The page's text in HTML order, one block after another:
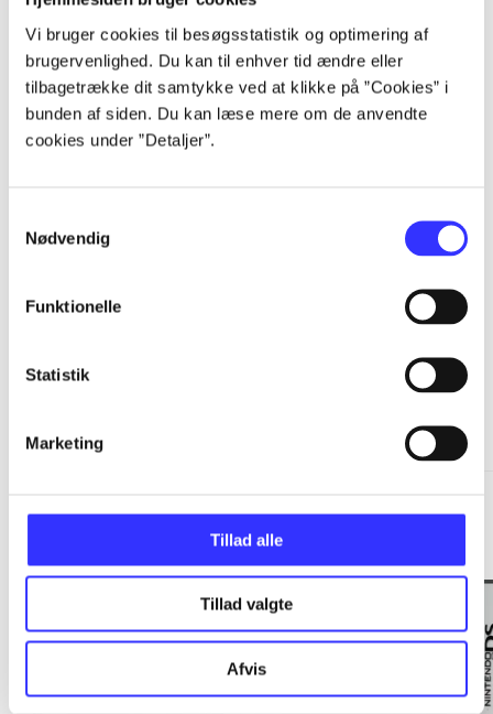
Vi bruger cookies til besøgsstatistik og optimering af
brugervenlighed. Du kan til enhver tid ændre eller
tilbagetrække dit samtykke ved at klikke på ”Cookies” i
bunden af siden. Du kan læse mere om de anvendte
cookies under ”Detaljer”.
Nødvendig
Funktionelle
Statistik
Marketing
Tillad alle
Tillad valgte
Afvis
...
...